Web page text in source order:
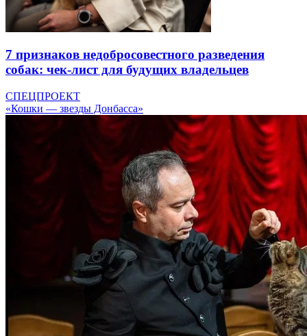
7 признаков недобросовестного разведения
собак: чек-лист для будущих владельцев
СПЕЦПРОЕКТ
«Кошки — звезды Донбасса»